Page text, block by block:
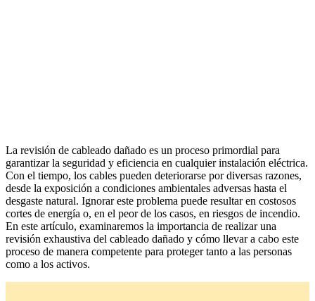
La revisión de cableado dañado es un proceso primordial para
garantizar la seguridad y eficiencia en cualquier instalación eléctrica.
Con el tiempo, los cables pueden deteriorarse por diversas razones,
desde la exposición a condiciones ambientales adversas hasta el
desgaste natural. Ignorar este problema puede resultar en costosos
cortes de energía o, en el peor de los casos, en riesgos de incendio.
En este artículo, examinaremos la importancia de realizar una
revisión exhaustiva del cableado dañado y cómo llevar a cabo este
proceso de manera competente para proteger tanto a las personas
como a los activos.